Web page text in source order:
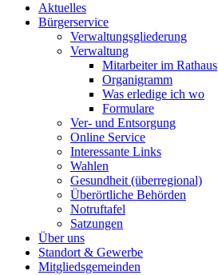
Aktuelles
Bürgerservice
Verwaltungsgliederung
Verwaltung
Mitarbeiter im Rathaus
Organigramm
Was erledige ich wo
Formulare
Ver- und Entsorgung
Online Service
Interessante Links
Wahlen
Gesundheit (überregional)
Überörtliche Behörden
Notruftafel
Satzungen
Über uns
Standort & Gewerbe
Mitgliedsgemeinden